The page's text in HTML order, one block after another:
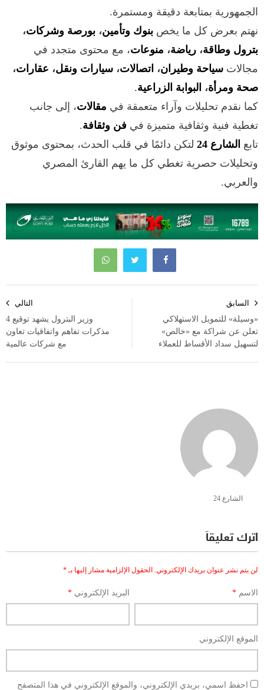
الجمهورية بمتابعة دقيقة ومستمرة.
نهتم بعرض كل ما يخص بنوك وتأمين، بورصة وشركات،
بترول وطاقة، رياضة، منوعات، مع محتوى متجدد في
مجالات سياحة وطيران، اتصالات، سيارات ونقل، عقارات،
صحة ومرأة، البوابة الزراعية.
كما نقدم تحليلات وآراء متعمقة في مقالات، إلى جانب
تغطية فنية وثقافية متميزة في فن وثقافة.
تابع الشارع 24
لتكن دائمًا في قلب الحدث، بمحتوى موثوق
وتحليلات حصرية تغطي كل ما يهم القارئ المصري
والعربي.
المقالات
السابق
«وسيلة» للتمويل الاستهلاكي
تعلن عن شراكة مع «خالص»
لتسهيل سداد الأقساط للعملاء
التالي
وزير البترول يشهد توقيع 4
مذكرات تفاهم واتفاقيات تعاون
مع شركات عالمية
الشارع 24
اترك تعليقاً
لن يتم نشر عنوان بريدك الإلكتروني. الحقول الإلزامية مشار إليها بـ*
الاسم * البريد الإلكتروني*
الموقع الإلكتروني
احفظ اسمي، بريدي الإلكتروني، والموقع الإلكتروني في هذا المتصفح